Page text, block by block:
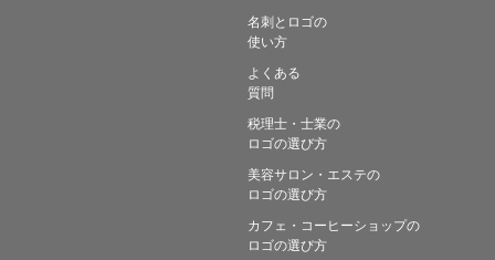
名刺とロゴの
使い方
よくある
質問
税理士・士業の
ロゴの選び方
美容サロン・エステの
ロゴの選び方
カフェ・コーヒーショップの
ロゴの選び方